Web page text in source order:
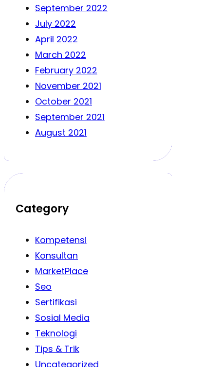
September 2022
July 2022
April 2022
March 2022
February 2022
November 2021
October 2021
September 2021
August 2021
Category
Kompetensi
Konsultan
MarketPlace
Seo
Sertifikasi
Sosial Media
Teknologi
Tips & Trik
Uncategorized